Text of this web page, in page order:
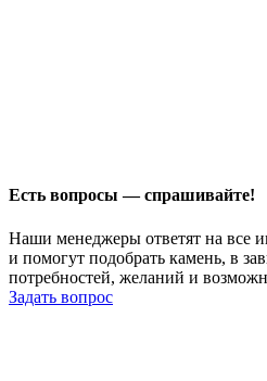
Есть вопросы — спрашивайте!
Наши менеджеры ответят на все
и помогут подобрать камень, в
потребностей, желаний и
Задать вопрос